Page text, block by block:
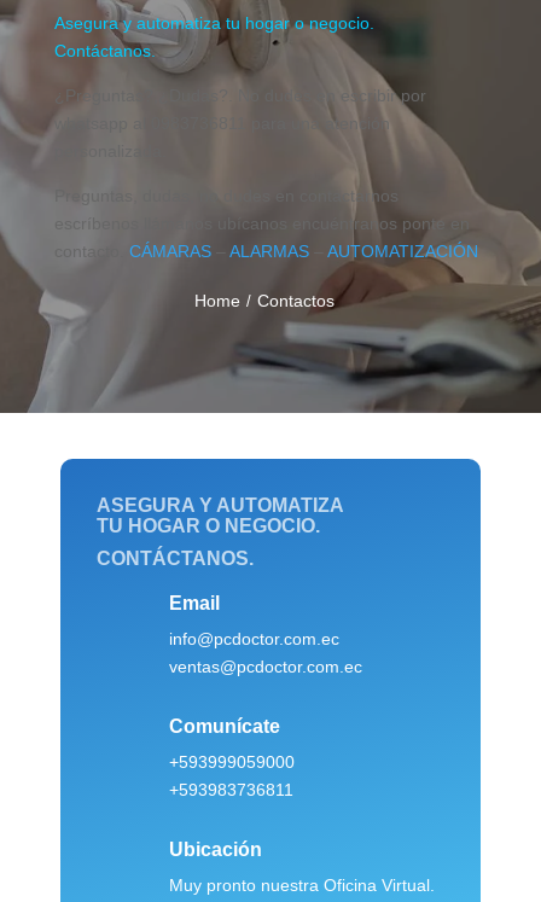
Asegura y automatiza tu hogar o negocio.
Contáctanos.
¿Preguntas?,¿Dudas?. No dudes en escribir por
whatsapp al 0983736811 para una atención
Preguntas, dudas, no dudes en contactarnos
escríbenos llámanos ubícanos encuéntranos ponte en
contacto. CÁMARAS– ALARMAS– AUTOMATIZACIÓN
Home Contactos
ASEGURA Y AUTOMATIZA
TU HOGAR O NEGOCIO.
CONTÁCTANOS.
Email
info@pcdoctor.com.ec
ventas@pcdoctor.com.ec
Comunícate
+593999059000
+593983736811
Ubicación
Muy pronto nuestra Oficina Virtual.